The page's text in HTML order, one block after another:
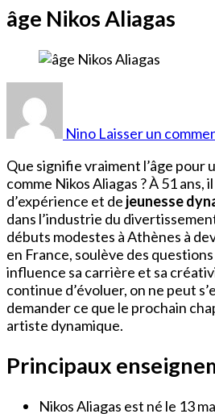
âge Nikos Aliagas
Nino Laisser un
Que signifie vraiment l’âge pour
comme Nikos Aliagas ? À 51 ans,
d’expérience et de jeunesse
dans l’industrie du
débuts modestes à Athènes à
en France, soulève des
influence sa carrière et sa
continue d’évoluer, on ne peut
demander ce que le prochain
artiste dynamique.
Principaux
Nikos Aliagas est né le 13